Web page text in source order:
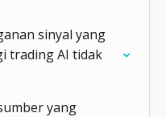
sinyal yang
trading AI tidak
yang